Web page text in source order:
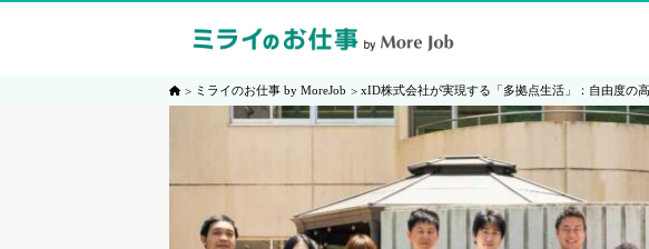
ミライのお仕事 by MoreJob xID株式会社が実現する「多拠点生活」：自由度の